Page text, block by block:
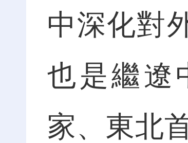
中深化對
也是繼遼
家、東北